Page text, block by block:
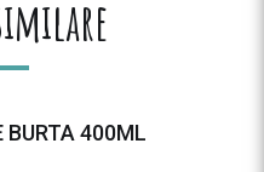
BURTA 400ML